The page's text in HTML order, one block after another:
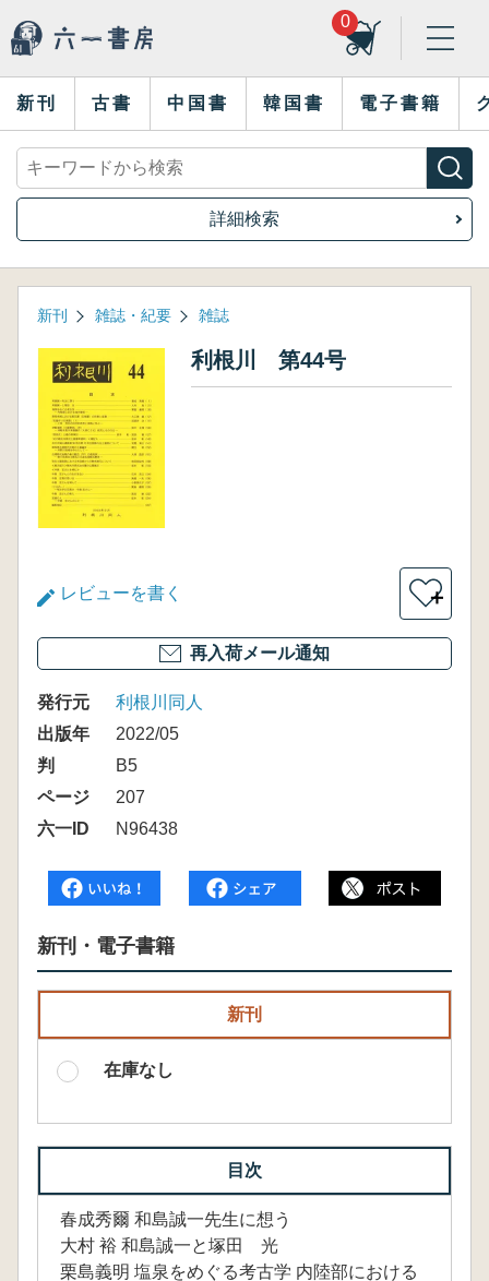
0
新刊 古書 中国書 韓国書 電子書籍
詳細検索
新刊 雑誌・紀要 雑誌
利根川 第44号
レビューを書く ＋
再入荷メール通知
発行元
利根川同人
出版年
2022/05
判
B5
ページ
207
六一ID
N96438
新刊・電子書籍
新刊
在庫なし
目次
春成秀爾 和島誠一先生に想う
大村 裕 和島誠一と塚田 光
栗島義明 塩泉をめぐる考古学 内陸部における